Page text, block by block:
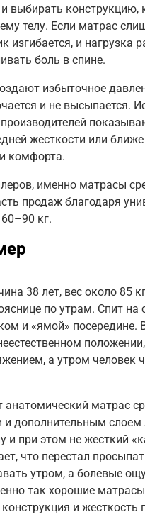
выбирать конструкцию,
телу. Если матрас
изгибается, и нагрузка
боль в спине.
избыточное
и не высыпается.
жесткости или
комфорта.
именно матрасы
продаж благодаря
кг.
38 лет, вес около 85
по утрам. Спит
и «ямой» посередине.
а утром человек
матрас
дополнительным слоем
и при этом не жесткий
что перестал
утром, а болевые
так хорошие
и жесткость